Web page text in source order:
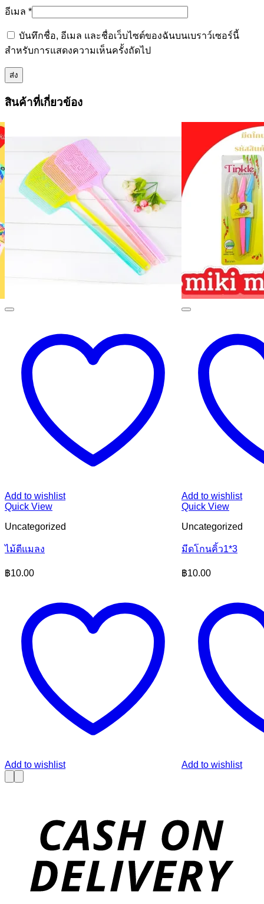
อีเมล *
บันทึกชื่อ, อีเมล และชื่อเว็บไซต์ของฉันบนเบราว์เซอร์นี้
สำหรับการแสดงความเห็นครั้งถัดไป
สินค้าที่เกี่ยวข้อง
Add to wishlist
Quick View
Uncategorized
ไม้ตีแมลง
฿10.00
Add to wishlist
Add to wishlist
Quick View
Uncategorized
มีดโกนคิ้ว1*3
฿10.00
Add to wishlist